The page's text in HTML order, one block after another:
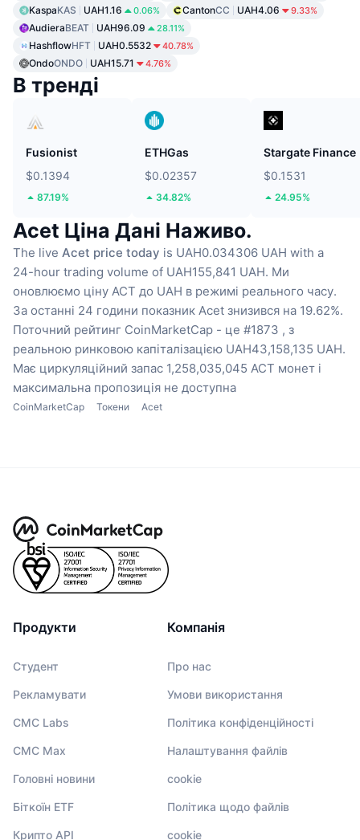
KaspaKAS UAH1.16 0.06% CantonCC UAH4.06 9.33%
AudieraBEAT UAH96.09 28.11%
HashflowHFT UAH0.5532 40.78%
OndoONDO UAH15.71 4.76%
В тренді
Fusionist
$0.1394
87.19%
ETHGas
$0.02357
34.82%
Stargate Finance
$0.1531
24.95%
Acet Ціна Дані Наживо.
The live Acet price today is UAH0.034306 UAH with a
24-hour trading volume of UAH155,841 UAH. Ми
оновлюємо ціну ACT до UAH в режимі реального часу.
За останні 24 години показник Acet знизився на 19.62%.
Поточний рейтинг CoinMarketCap - це #1873 , з
реальною ринковою капіталізацією UAH43,158,135 UAH.
Має циркуляційний запас 1,258,035,045 ACT монет і
максимальна пропозиція не доступна
CoinMarketCap Токени Acet
Продукти
Студент
Рекламувати
CMC Labs
CMC Max
Головні новини
Біткоїн ETF
Крипто API
Компанія
Про нас
Умови використання
Політика конфіденційності
Налаштування файлів
cookie
Політика щодо файлів
cookie